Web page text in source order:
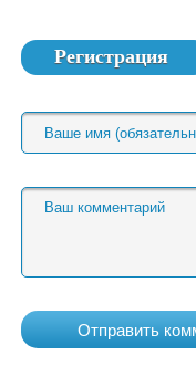
Регистрация